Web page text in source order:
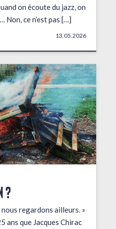
on écoute du jazz, on
Non, ce n’est pas […]
13.05.2026
?
regardons ailleurs. »
ans que Jacques Chirac